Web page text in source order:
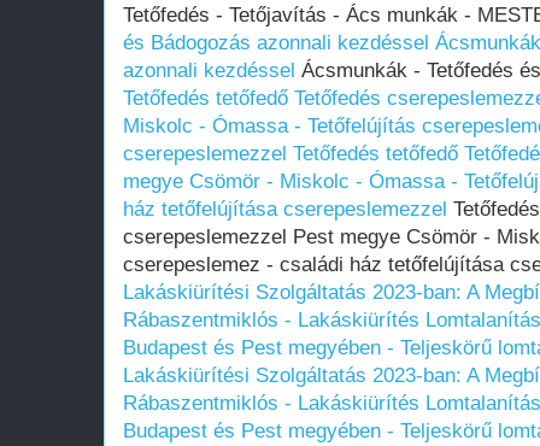
Tetőfedés - Tetőjavítás - Ács munkák -
és Bádogozás azonnali kezdéssel
azonnali kezdéssel Ácsmunkák - Tetőfedés
Tetőfedés tetőfedő Tetőfedés
Miskolc - Ómassa - Tetőfelújítás
cserepeslemezzel Tetőfedés tetőfedő
megye Csömör - Miskolc - Ómassa -
ház tetőfelújítása cserepeslemezzel
cserepeslemezzel Pest megye Csömör -
cserepeslemez - családi ház tetőfelújítása
Lakáskiürítési Szolgáltatás 2023-ban: A
Rábaszentmiklós - Lakáskiürítés
Budapest és Pest megyében‎ - Teljeskörű
Lakáskiürítési Szolgáltatás 2023-ban: A
Rábaszentmiklós - Lakáskiürítés
Budapest és Pest megyében‎ - Teljeskörű